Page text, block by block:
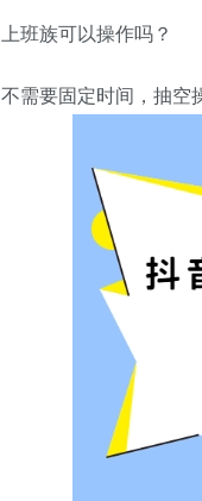
上班族可以操作吗？
不需要固定时间，抽空